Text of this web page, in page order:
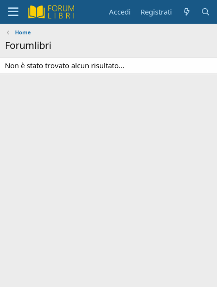
Accedi Registrati
Home
Forumlibri
Non è stato trovato alcun risultato...